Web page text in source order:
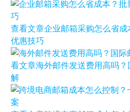
查看文章企业邮箱采购怎么省
优惠技巧
看文章海外邮件发送费用高吗
解